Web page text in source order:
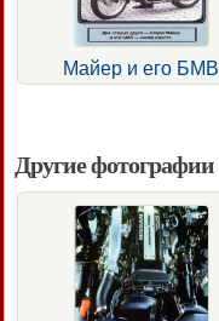
Майер и его БМВ
Другие